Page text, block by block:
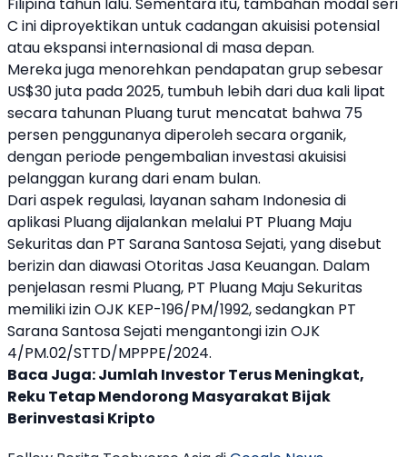
C ini diproyektikan untuk cadangan akuisisi potensial
atau ekspansi internasional di masa depan.
Mereka juga menorehkan pendapatan grup sebesar
US$30 juta pada 2025, tumbuh lebih dari dua kali lipat
secara tahunan Pluang turut mencatat bahwa 75
persen penggunanya diperoleh secara organik,
dengan periode pengembalian investasi akuisisi
pelanggan kurang dari enam bulan.
Dari aspek regulasi, layanansaham Indonesia di
aplikasi Pluangdijalankan melalui PT Pluang Maju
Sekuritas dan PT Sarana Santosa Sejati, yang disebut
berizin dan diawasi Otoritas Jasa Keuangan. Dalam
penjelasan resmi Pluang, PT Pluang Maju Sekuritas
memiliki izin OJK KEP-196/PM/1992, sedangkan PT
Sarana Santosa Sejati mengantongi izin OJK
4/PM.02/STTD/MPPPE/2024.
Baca Juga:Jumlah Investor Terus Meningkat,
Reku Tetap Mendorong Masyarakat Bijak
Berinvestasi Kripto